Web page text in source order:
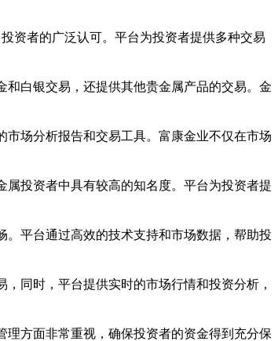
资者的广泛认可。平台为投资者提供多种交易
白银交易，还提供其他贵金属产品的交易。金
场分析报告和交易工具。富康金业不仅在市场
投资者中具有较高的知名度。平台为投资者提
平台通过高效的技术支持和市场数据，帮助投
同时，平台提供实时的市场行情和投资分析，
方面非常重视，确保投资者的资金得到充分保